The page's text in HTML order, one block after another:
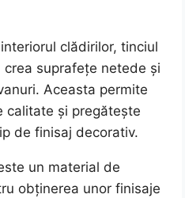
clădirilor, tinciul
suprafețe netede și
Aceasta permite
calitate și pregătește
de finisaj decorativ.
un material de
obținerea unor finisaje